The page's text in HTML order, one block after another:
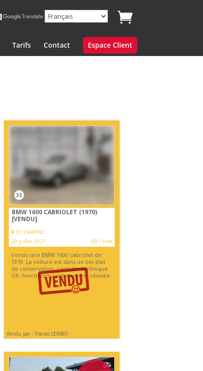
Tarifs Contact Espace Client
35
BMW 1600 CABRIOLET (1970)
[VENDU]
(51) MARNE
29 juillet 2021
691 vues
Vends rare BMW 1600 cabriolet de
1970. La voiture est dans un bel état
de conservation, contrôle technique
OK, fonctionne parfaitement, révisée.
Vendu par : Franco LEMBO